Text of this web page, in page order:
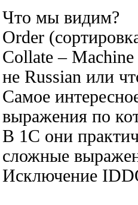
Что мы видим?
Order
Collate – Machine
не Russian или
Самое
выражения по
В 1С они
сложные
Исключение